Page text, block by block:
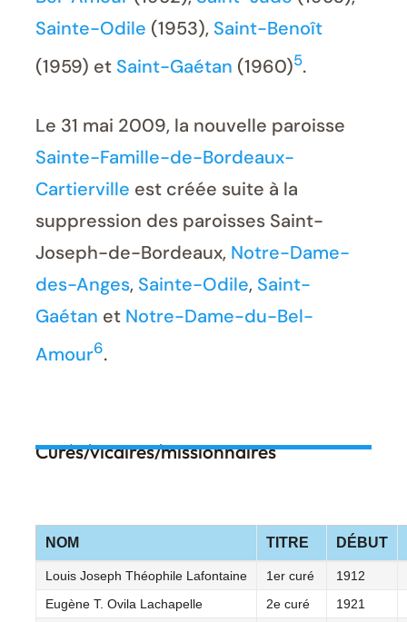
Sainte-Odile (1953), Saint-Benoît
(1959) et Saint-Gaétan (1960)5.
Le 31 mai 2009, la nouvelle paroisse
Sainte-Famille-de-Bordeaux-
Cartierville est créée suite à la
suppression des paroisses Saint-
Joseph-de-Bordeaux, Notre-Dame-
des-Anges, Sainte-Odile, Saint-
Gaétan et Notre-Dame-du-Bel-
Amour6.
Curés/vicaires/missionnaires
NOM TITRE DÉBUT
Louis Joseph Théophile Lafontaine 1er curé
1912
Eugène T. Ovila Lachapelle
2e curé
1921